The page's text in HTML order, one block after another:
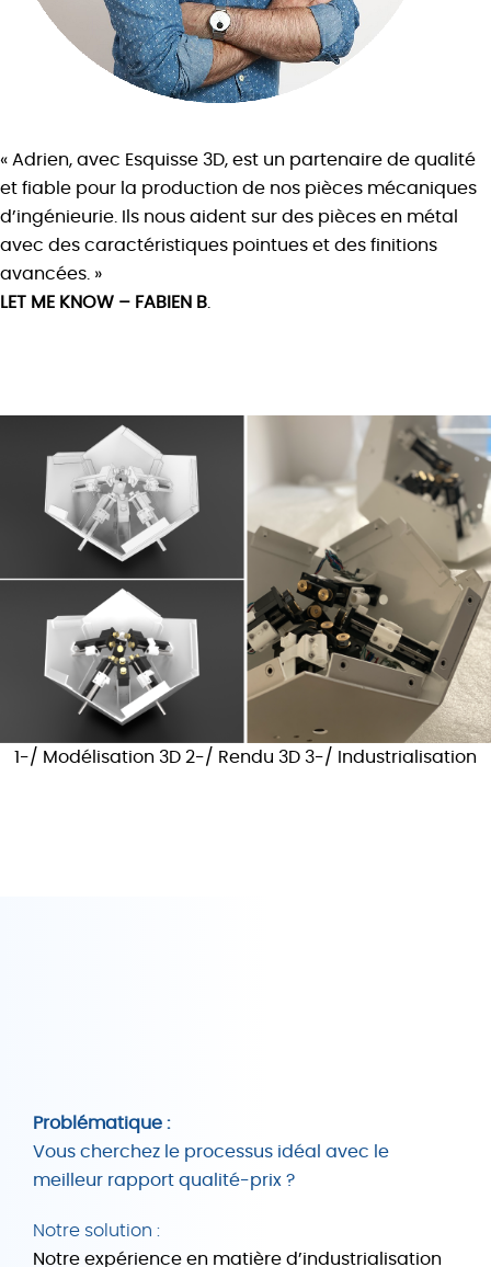
« Adrien, avec Esquisse 3D, est un partenaire de qualité
et fiable pour la production de nos pièces mécaniques
d’ingénieurie. Ils nous aident sur des pièces en métal
avec des caractéristiques pointues et des finitions
avancées. »
LET ME KNOW – FABIEN B
1-/ Modélisation 3D 2-/ Rendu 3D 3-/ Industrialisation
Problématique :
Vous cherchez le processus idéal avec le
meilleur rapport qualité-prix ?
Notre solution :
Notre expérience en matière d’industrialisation